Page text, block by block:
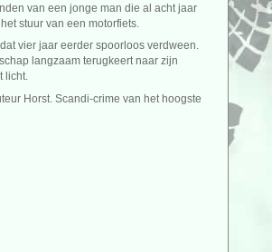
van een jonge man die al acht jaar
stuur van een motorfiets.
vier jaar eerder spoorloos verdween.
langzaam terugkeert naar zijn
licht.
Horst. Scandi-crime van het hoogste